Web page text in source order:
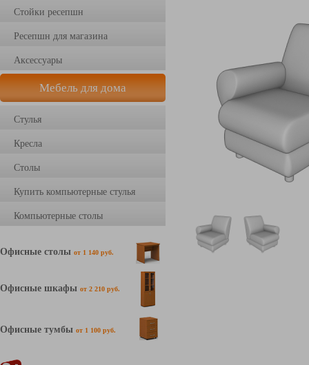
Стойки ресепшн
Ресепшн для магазина
Аксессуары
Мебель для дома
Стулья
Кресла
Столы
Купить компьютерные стулья
Компьютерные столы
Офисные столы от 1 140 руб.
Офисные шкафы от 2 210 руб.
Офисные тумбы от 1 100 руб.